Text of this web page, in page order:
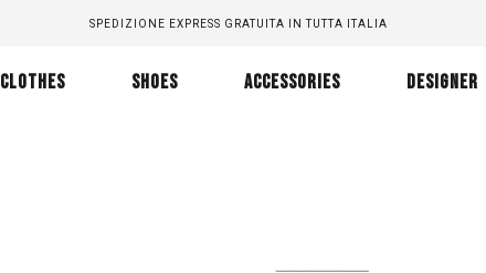
SPEDIZIONE EXPRESS GRATUITA IN TUTTA ITALIA
CLOTHES SHOES ACCESSORIES DESIGNER